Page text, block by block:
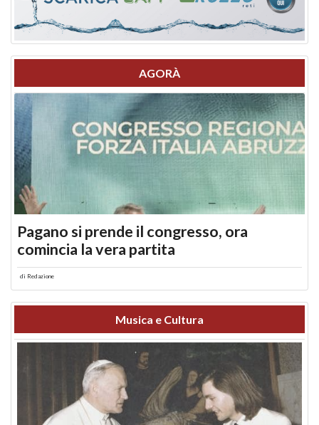
AGORÀ
Pagano si prende il congresso, ora
comincia la vera partita
di Redazione
Musica e Cultura